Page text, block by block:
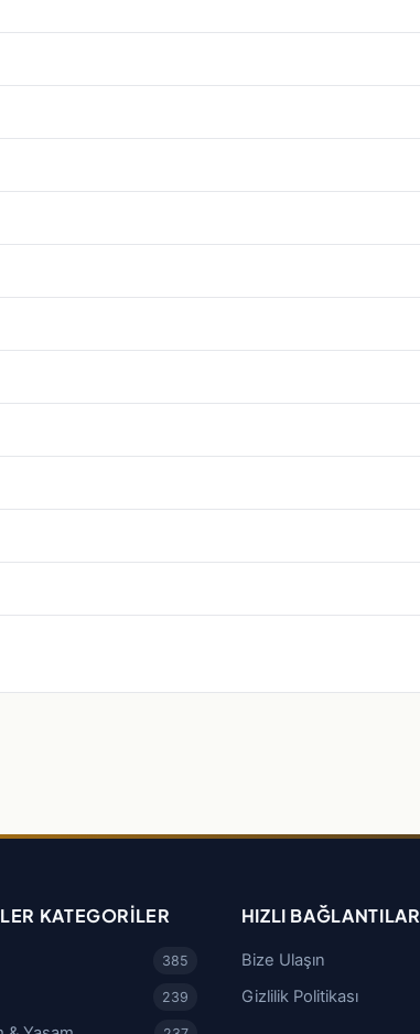
KATEGORILER
385
239
HIZLI BAĞLANTILAR
Bize Ulaşın
Gizlilik Politikası